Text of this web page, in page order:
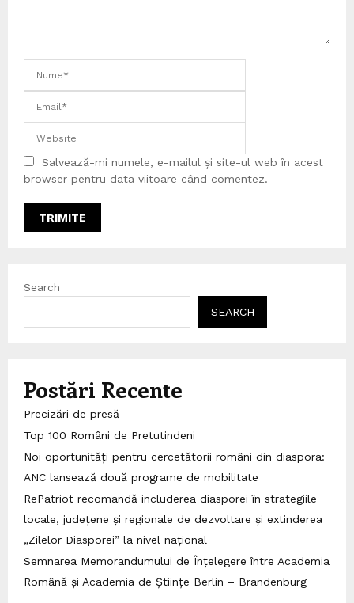
Salvează-mi numele, e-mailul și site-ul web în acest
browser pentru data viitoare când comentez.
Search
SEARCH
Postări Recente
Precizări de presă
Top 100 Români de Pretutindeni
Noi oportunități pentru cercetătorii români din diaspora:
ANC lansează două programe de mobilitate
RePatriot recomandă includerea diasporei în strategiile
locale, județene și regionale de dezvoltare și extinderea
„Zilelor Diasporei” la nivel național
Semnarea Memorandumului de Înțelegere între Academia
Română și Academia de Științe Berlin – Brandenburg